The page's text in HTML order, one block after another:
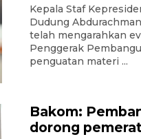
Kepala Staf
Dudung
telah mengarahkan
Penggerak
penguatan materi ...
Bakom:
dorong